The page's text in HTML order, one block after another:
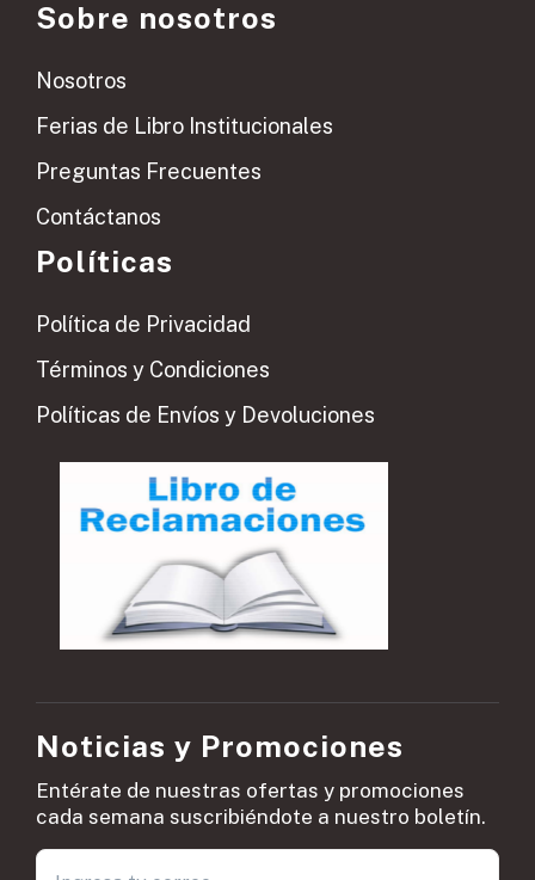
Sobre nosotros
Nosotros
Ferias de Libro Institucionales
Preguntas Frecuentes
Contáctanos
Políticas
Política de Privacidad
Términos y Condiciones
Políticas de Envíos y Devoluciones
Noticias y Promociones
Entérate de nuestras ofertas y promociones
cada semana suscribiéndote a nuestro boletín.